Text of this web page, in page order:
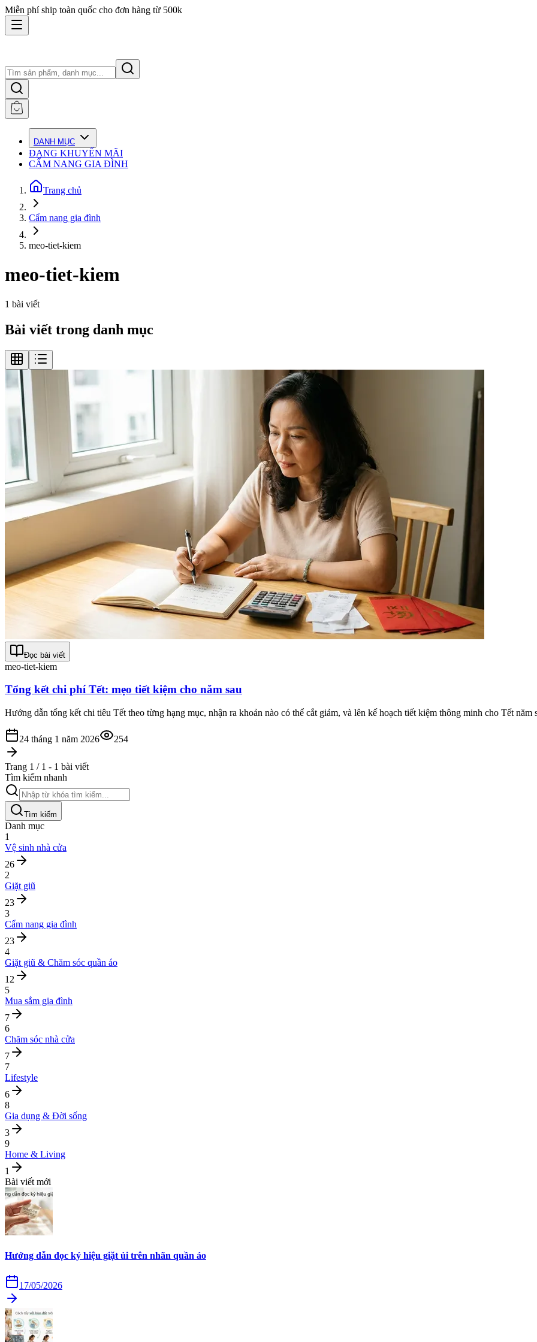
Miễn phí ship toàn quốc cho đơn hàng từ 500k
DANH MỤC
ĐANG KHUYẾN MÃI
CẨM NANG GIA ĐÌNH
Trang chủ
Cẩm nang gia đình
meo-tiet-kiem
meo-tiet-kiem
1 bài viết
Bài viết trong danh mục
Đọc bài viết
meo-tiet-kiem
Tổng kết chi phí Tết: mẹo tiết kiệm cho năm sau
Hướng dẫn tổng kết chi tiêu Tết theo từng hạng mục, nhận ra khoản nào có thể cắt giảm, và lên kế hoạch tiết kiệm thông minh cho Tết năm
24 tháng 1 năm 2026 254
Trang 1 / 1 - 1 bài viết
Tìm kiếm nhanh
Tìm kiếm
Danh mục
1
Vệ sinh nhà cửa
26
2
Giặt giũ
23
3
Cẩm nang gia đình
23
4
Giặt giũ & Chăm sóc quần áo
12
5
Mua sắm gia đình
7
6
Chăm sóc nhà cửa
7
7
Lifestyle
6
8
Gia dụng & Đời sống
3
9
Home & Living
1
Bài viết mới
Hướng dẫn đọc ký hiệu giặt ủi trên nhãn quần áo
17/05/2026